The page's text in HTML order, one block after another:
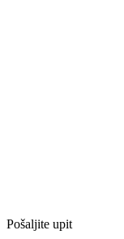
Pošaljite upit